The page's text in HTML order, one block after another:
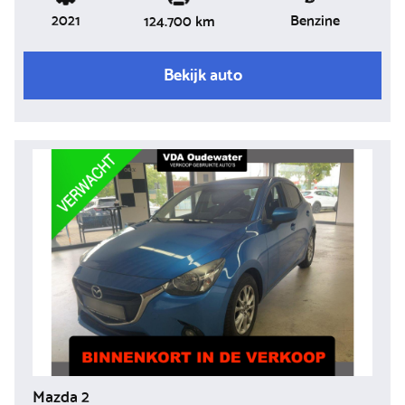
2021 124.700 km Benzine
Bekijk auto
Mazda 2